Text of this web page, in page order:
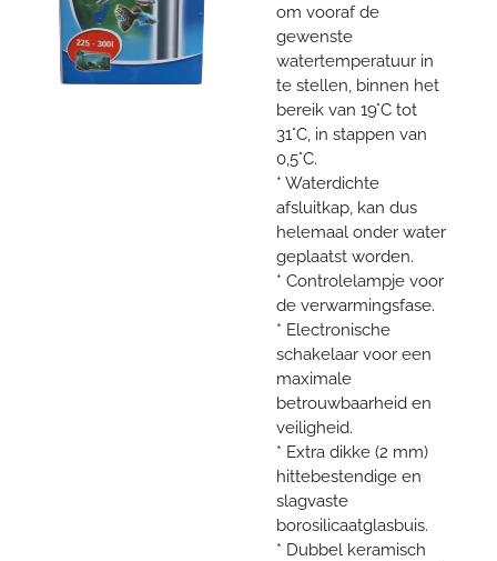
om vooraf de
gewenste
watertemperatuur in
te stellen, binnen het
bereik van 19°C tot
31°C, in stappen van
0,5°C.
* Waterdichte
afsluitkap, kan dus
helemaal onder water
geplaatst worden.
* Controlelampje voor
de verwarmingsfase.
* Electronische
schakelaar voor een
maximale
betrouwbaarheid en
veiligheid.
* Extra dikke (2 mm)
hittebestendige en
slagvaste
borosilicaatglasbuis.
* Dubbel keramisch